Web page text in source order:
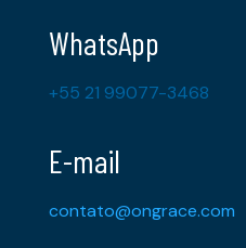
WhatsApp
+55 21 99077-3468
E-mail
contato@ongrace.com